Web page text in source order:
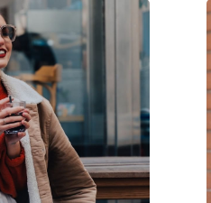
Oui
Oui
Pour femmes
Lunettes de soleil
Ralph
Mode